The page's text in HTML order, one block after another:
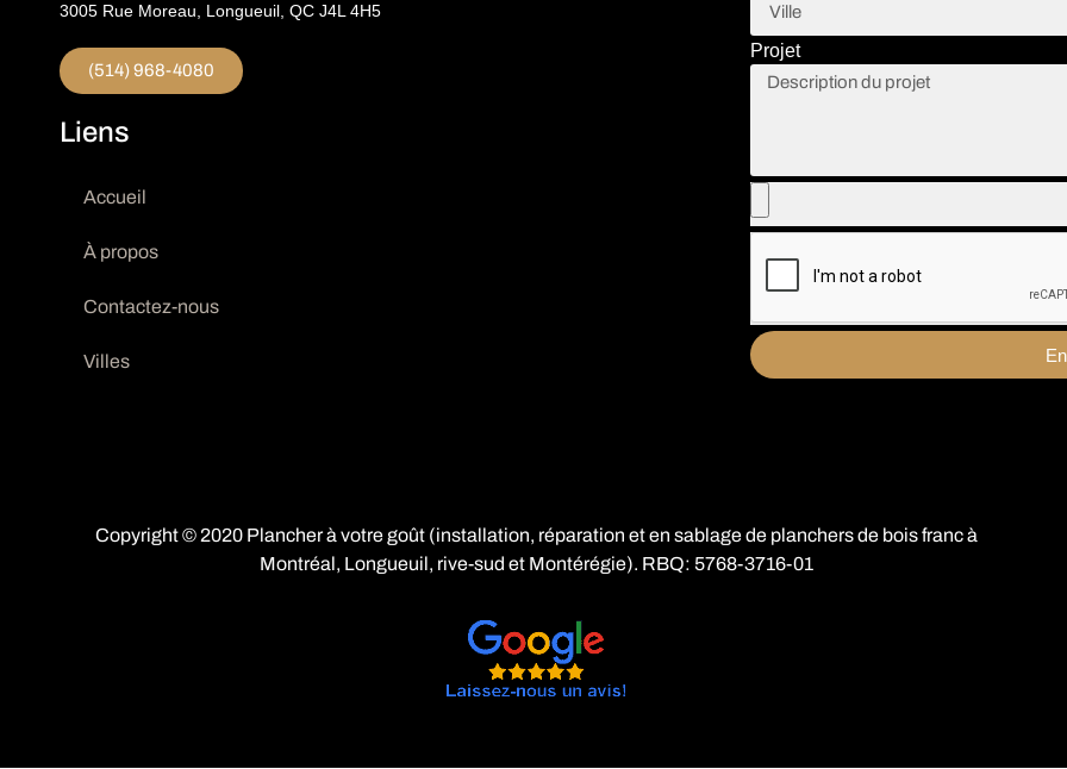
3005 Rue Moreau, Longueuil, QC J4L 4H5
(514) 968-4080
Liens
Accueil
À propos
Contactez-nous
Villes
Projet
Copyright © 2020 Plancher à votre goût (installation, réparation et en sablage de planchers de bois franc à
Montréal, Longueuil, rive-sud et Montérégie). RBQ: 5768-3716-01